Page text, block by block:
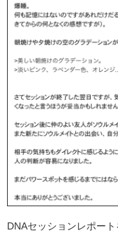
DNAセッションレポー